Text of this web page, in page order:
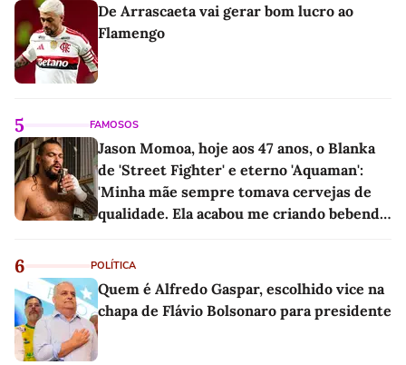
De Arrascaeta vai gerar bom lucro ao
Flamengo
5 FAMOSOS
Jason Momoa, hoje aos 47 anos, o Blanka
de 'Street Fighter' e eterno 'Aquaman':
'Minha mãe sempre tomava cervejas de
qualidade. Ela acabou me criando bebendo
6 POLÍTICA
Quem é Alfredo Gaspar, escolhido vice na
chapa de Flávio Bolsonaro para presidente